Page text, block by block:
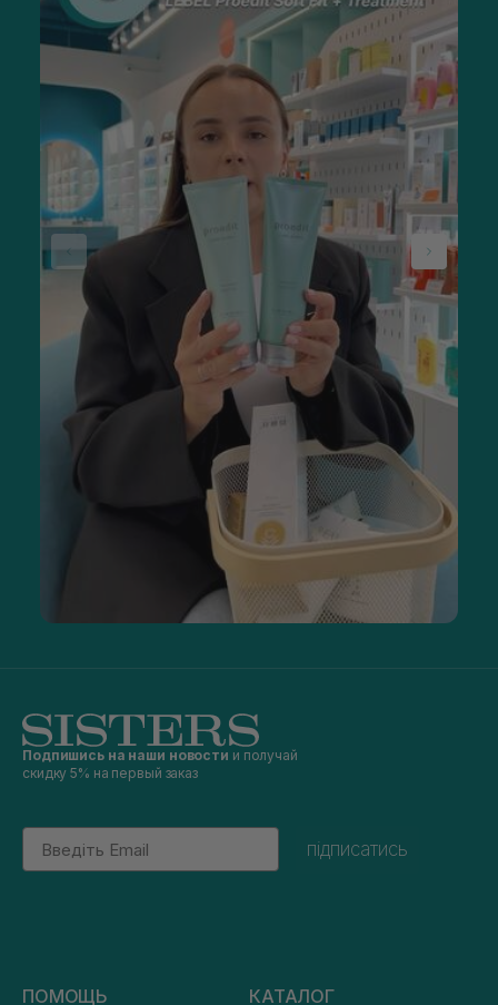
Подпишись на наши новости и получай
скидку 5% на первый заказ
Email
підписатись
ПОМОЩЬ КАТАЛОГ